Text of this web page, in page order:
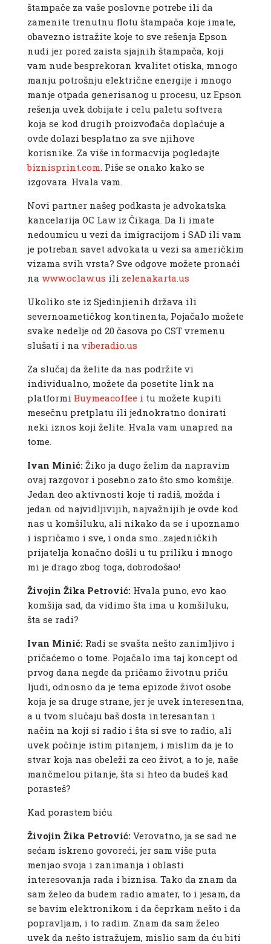
štampače za vaše poslovne potrebe ili da
zamenite trenutnu flotu štampača koje imate,
obavezno istražite koje to sve rešenja Epson
nudi jer pored zaista sjajnih štampača, koji
vam nude besprekoran kvalitet otiska, mnogo
manju potrošnju električne energije i mnogo
manje otpada generisanog u procesu, uz Epson
rešenja uvek dobijate i celu paletu softvera
koja se kod drugih proizvođača doplaćuje a
ovde dolazi besplatno za sve njihove
korisnike. Za više informacvija pogledajte
biznisprint.com. Piše se onako kako se
izgovara. Hvala vam.
Novi partner našeg podkasta je advokatska
kancelarija OC Law iz Čikaga. Da li imate
nedoumicu u vezi da imigracijom i SAD ili vam
je potreban savet advokata u vezi sa američkim
vizama svih vrsta? Sve odgove možete pronaći
na www.oclaw.us ili zelenakarta.us
Ukoliko ste iz Sjedinjienih država ili
severnoametičkog kontinenta, Pojačalo možete
svake nedelje od 20 časova po CST vremenu
slušati i na viberadio.us
Za slučaj da želite da nas podržite vi
individualno, možete da posetite link na
platformi Buymeacoffeei tu možete kupiti
mesečnu pretplatu ili jednokratno donirati
neki iznos koji želite. Hvala vam unapred na
tome.
Ivan Minić:Žiko ja dugo želim da napravim
ovaj razgovor i posebno zato što smo komšije.
Jedan deo aktivnosti koje ti radiš, možda i
jedan od najvidljivijih, najvažnijih je ovde kod
nas u komšiluku, ali nikako da se i upoznamo
i ispričamo i sve, i onda smo…zajedničkih
prijatelja konačno došli u tu priliku i mnogo
mi je drago zbog toga, dobrodošao!
Živojin Žika Petrović:Hvala puno, evo kao
komšija sad, da vidimo šta ima u komšiluku,
šta se radi?
Ivan Minić: Radi se svašta nešto zanimljivo i
pričaćemo o tome. Pojačalo ima taj koncept od
prvog dana negde da pričamo životnu priču
ljudi, odnosno da je tema epizode život osobe
koja je sa druge strane, jer je uvek interesentna,
a u tvom slučaju baš dosta interesantan i
način na koji si radio i šta si sve to radio, ali
uvek počinje istim pitanjem, i mislim da je to
stvar koja nas obeleži za ceo život, a to je, naše
mančmelou pitanje, šta si hteo da budeš kad
porasteš?
Kad porastem biću
Živojin Žika Petrović: Verovatno, ja se sad ne
sećam iskreno govoreći, jer sam više puta
menjao svoja i zanimanja i oblasti
interesovanja rada i biznisa. Tako da znam da
sam želeo da budem radio amater, to i jesam, da
se bavim elektronikom i da čeprkam nešto i da
popravljam, i to radim. Znam da sam želeo
uvek da nešto istražujem, mislio sam da ću biti